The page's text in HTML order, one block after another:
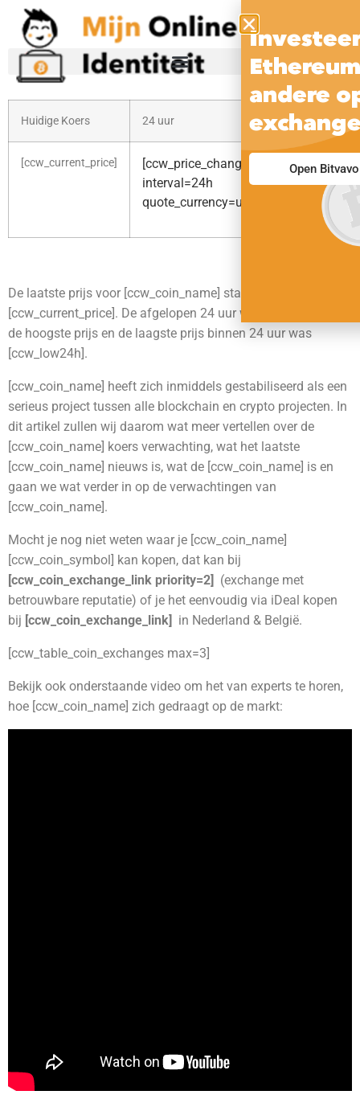
Huidige Koers 24 uur 30
[ccw_current_price]
[ccw_price_change_percentage
interval=24h
quote_currency=usd raw=1]
De laatste prijs voor [ccw_coin_name] staat momenteel op
[ccw_current_price]. De afgelopen 24 uur was [ccw_high24h]
de hoogste prijs en de laagste prijs binnen 24 uur was
[ccw_low24h].
[ccw_coin_name] heeft zich inmiddels gestabiliseerd als een
serieus project tussen alle blockchain en crypto projecten. In
dit artikel zullen wij daarom wat meer vertellen over de
[ccw_coin_name] koers verwachting, wat het laatste
[ccw_coin_name] nieuws is, wat de [ccw_coin_name] is en
gaan we wat verder in op de verwachtingen van
[ccw_coin_name].
Mocht je nog niet weten waar je [ccw_coin_name]
[ccw_coin_symbol] kan kopen, dat kan bij
[ccw_coin_exchange_link priority=2] (exchange met
betrouwbare reputatie) of je het eenvoudig via iDeal kopen
bij [ccw_coin_exchange_link] in Nederland & België.
[ccw_table_coin_exchanges max=3]
Bekijk ook onderstaande video om het van experts te horen,
hoe [ccw_coin_name] zich gedraagt op de markt:
andere
Open Bitvavo